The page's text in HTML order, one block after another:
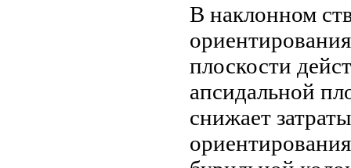
В наклонном
плоскости
апсидальной
снижает